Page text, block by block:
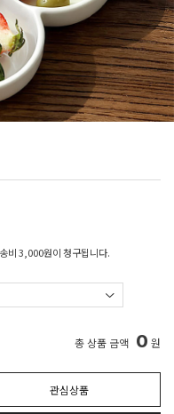
비 3,000원이 청구됩니다.
총 상품 금액 0 원
관심상품